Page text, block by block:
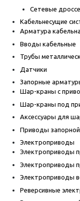
Сетевые
Кабельнесущие
Арматура
Вводы кабельные
Трубы
Датчики
Запорные
Шар-краны с
Шар-краны под
Аксессуары для
Приводы
Электроприводы
Электроприводы
Электроприводы
Электроприводы
Реверсивные